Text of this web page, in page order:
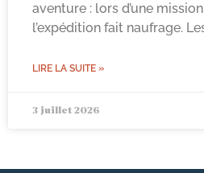
aventure : lors d’une
l’expédition fait naufrage.
LIRE LA SUITE »
3 juillet 2026